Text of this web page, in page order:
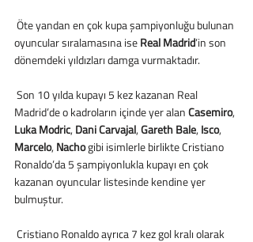
oyuncular sıralamasına ise Real Madrid’in son
dönemdeki yıldızları damga vurmaktadır.
Madrid’de o kadroların içinde yer alan Casemiro,
Luka Modric, Dani Carvajal, Gareth Bale, Isco,
Marcelo, Nacho gibi isimlerle birlikte Cristiano
Ronaldo’da 5 şampiyonlukla kupayı en çok
kazanan oyuncular listesinde kendine yer
bulmuştur.